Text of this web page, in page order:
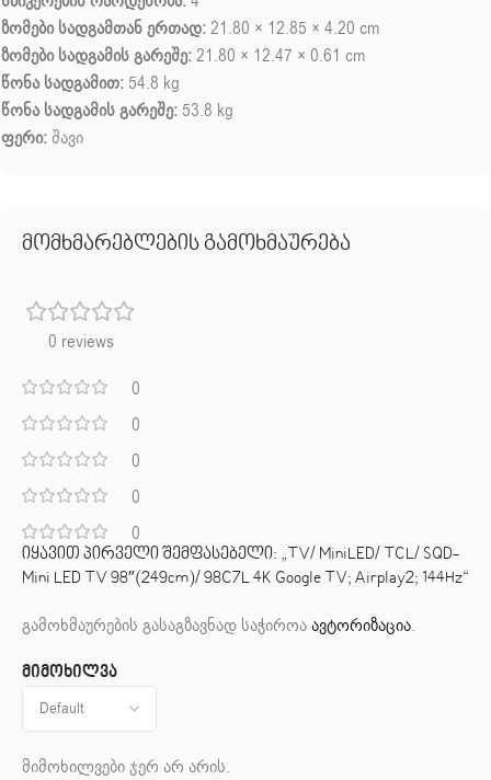
ზომები სადგამთან ერთად:21.80 × 12.85 × 4.20 cm
ზომები სადგამის გარეშე:21.80 × 12.47 × 0.61 cm
წონა სადგამით: 54.8 kg
წონა სადგამის გარეშე: 53.8 kg
ფერი:შავი
მომხმარებლების გამოხმაურება
0 reviews
0
0
0
0
0
მიმოხილვა
მიმოხილვები ჯერ არ არის.
იყავით პირველი შემფასებელი: „TV/ MiniLED/ TCL/ SQD-
Mini LED TV 98″(249cm)/ 98C7L 4K Google TV; Airplay2; 144Hz“
გამოხმაურების გასაგზავნად საჭიროაავტორიზაცია.